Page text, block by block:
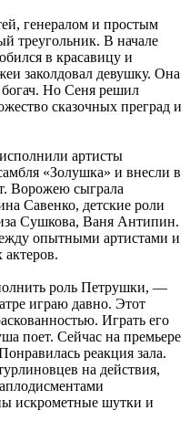
генералом и простым
треугольник. В начале
в красавицу и
заколдовал девушку. Она
богач. Но Сеня решил
сказочных преград и
артисты
«Золушка» и внесли в
Ворожею сыграла
Савенко, детские роли
Сушкова, Ваня Антипин.
опытными артистами и
роль Петрушки, —
играю давно. Этот
Играть его
поет. Сейчас на премьере
реакция зала.
на действия,
искрометные шутки и